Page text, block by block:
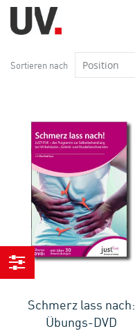
Sortieren nach
Schmerz lass nach:
Übungs-DVD
Einkaufen
nach